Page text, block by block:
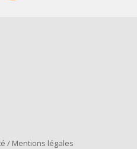
/ Mentions légales